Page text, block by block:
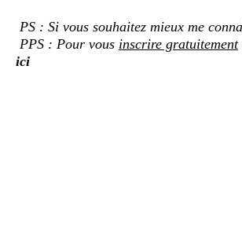
PS : Si vous souhaitez mieux me
PPS : Pour vous inscrire gratuitement
ici